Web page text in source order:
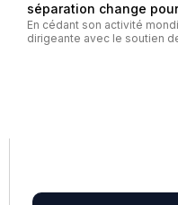
séparation change
En cédant son activité
dirigeante avec le soutien